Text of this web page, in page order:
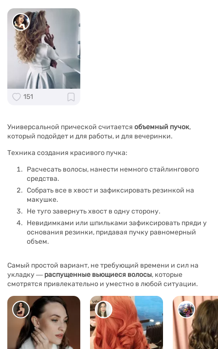
151
Универсальной прической считается объемный пучок,
который подойдет и для работы, и для вечеринки.
Техника создания красивого пучка:
Расчесать волосы, нанести немного стайлингового
средства.
Собрать все в хвост и зафиксировать резинкой на
макушке.
Не туго завернуть хвост в одну сторону.
Невидимками или шпильками зафиксировать пряди у
основания резинки, придавая пучку равномерный
объем.
Самый простой вариант, не требующий времени и сил на
укладку ― распущенные вьющиеся волосы, которые
смотрятся привлекательно и уместно в любой ситуации.